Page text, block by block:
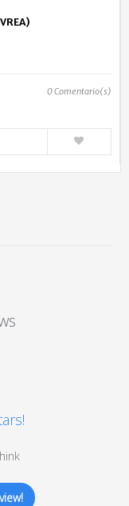
0Comentario(s)